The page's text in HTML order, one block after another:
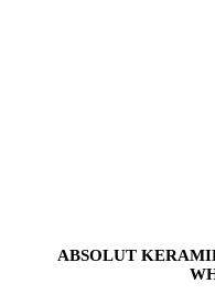
ABSOLUT